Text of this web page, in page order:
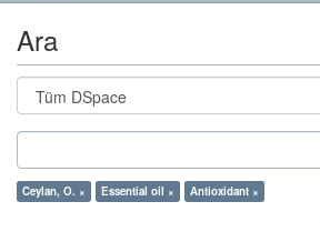
Ara
Ceylan, O. × Essential oil × Antioxidant ×